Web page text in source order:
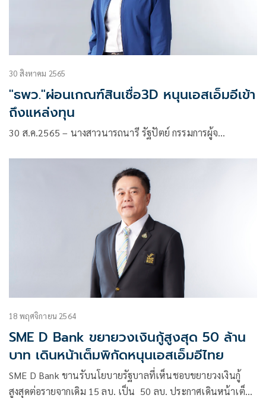
30 สิงหาคม 2565
"ธพว."ผ่อนเกณฑ์สินเชื่อ3D หนุนเอสเอ็มอีเข้า
ถึงแหล่งทุน
30 ส.ค.2565 – นางสาวนารถนารี รัฐปัตย์ กรรมการผู้จ…
18 พฤศจิกายน 2564
SME D Bank ขยายวงเงินกู้สูงสุด 50 ล้าน
บาท เดินหน้าเต็มพิกัดหนุนเอสเอ็มอีไทย
SME D Bank ขานรับนโยบายรัฐบาลที่เห็นชอบขยายวงเงินกู้
สูงสุดต่อรายจากเดิม 15 ลบ. เป็น 50 ลบ. ประกาศเดินหน้าเต็ม